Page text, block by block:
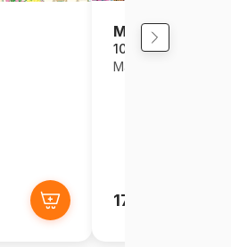
Maisons dans
1000 pièces
Magnolia
17,95€